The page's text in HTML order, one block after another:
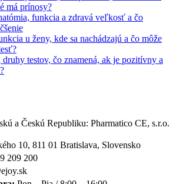
má prínosy?
funkcia a zdravá veľkosť a čo
u ženy, kde sa nachádzajú a čo môže
druhy testov, čo znamená, ak je pozitívny a
a Českú Republiku: Pharmatico CE, s.r.o.
10, 811 01 Bratislava, Slovensko
209 200